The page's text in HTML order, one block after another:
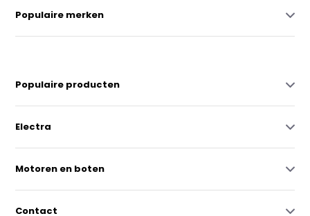
Populaire merken
Populaire producten
Electra
Motoren en boten
Contact